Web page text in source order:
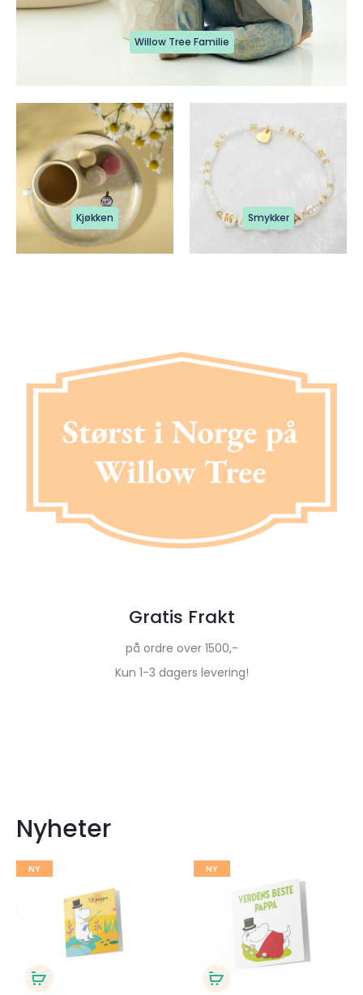
Willow Tree Familie
Kjøkken Smykker
Gratis Frakt
på ordre over 1500,-
Kun 1-3 dagers levering!
Nyheter
NY NY